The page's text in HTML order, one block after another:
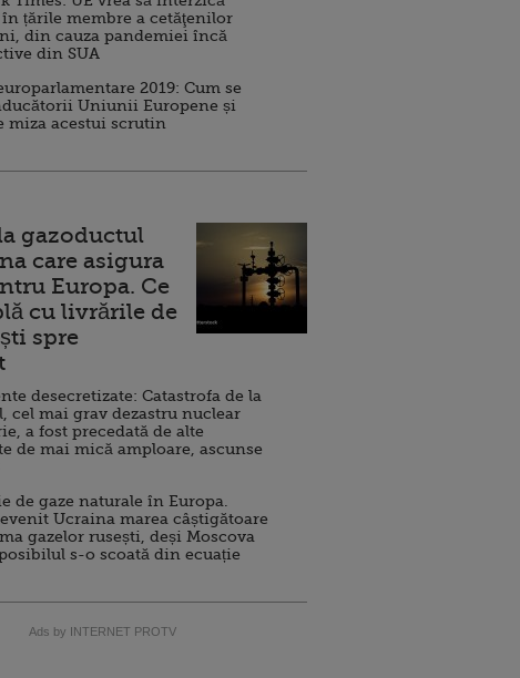
țările membre a cetăţenilor
din cauza pandemiei încă
din SUA
2019: Cum se
Uniunii Europene și
miza acestui scrutin
gazoductul
care asigura
Europa. Ce
cu livrările de
spre
desecretizate: Catastrofa de la
cel mai grav dezastru nuclear
a fost precedată de alte
de mai mică amploare, ascunse
de gaze naturale în Europa.
Ucraina marea câștigătoare
gazelor rusești, deși Moscova
s-o scoată din ecuație
Ads by INTERNET PROTV